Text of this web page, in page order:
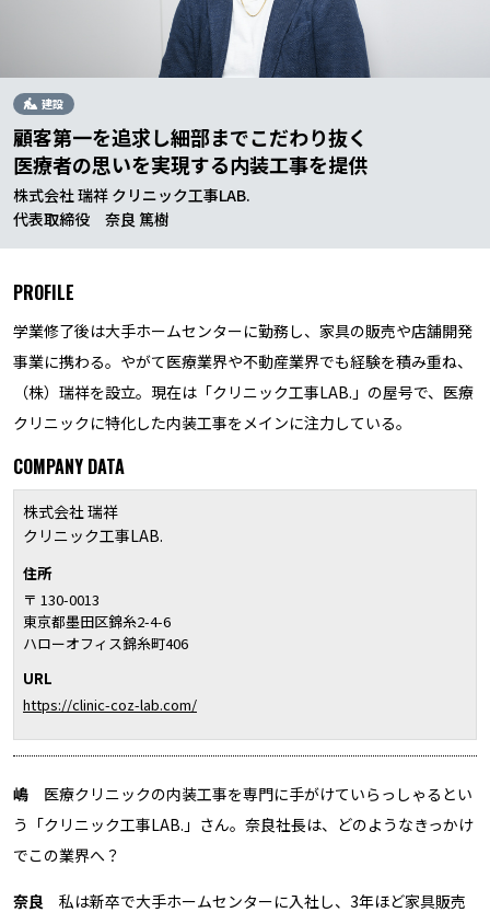
建設
顧客第一を追求し細部までこだわり抜く
医療者の思いを実現する内装工事を提供
株式会社 瑞祥 クリニック工事LAB.
代表取締役 奈良 篤樹
PROFILE
学業修了後は大手ホームセンターに勤務し、家具の販売や店舗開発
事業に携わる。やがて医療業界や不動産業界でも経験を積み重ね、
（株）瑞祥を設立。現在は「クリニック工事LAB.」の屋号で、医療
クリニックに特化した内装工事をメインに注力している。
COMPANY DATA
株式会社 瑞祥
クリニック工事LAB.
住所
〒 130-0013
東京都墨田区錦糸2-4-6
ハローオフィス錦糸町406
URL
https://clinic-coz-lab.com/
嶋 医療クリニックの内装工事を専門に手がけていらっしゃるとい
う「クリニック工事LAB.」さん。奈良社長は、どのようなきっかけ
でこの業界へ？
奈良 私は新卒で大手ホームセンターに入社し、3年ほど家具販売